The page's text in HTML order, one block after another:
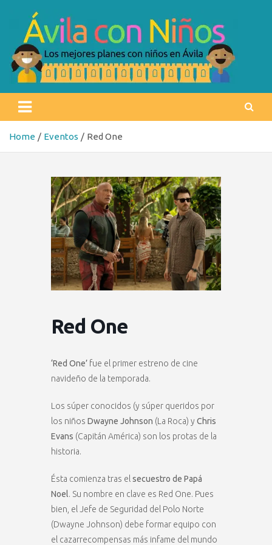
content
Ávila con niños
Home Eventos Red One
Red One
‘Red One’ fue el primer estreno de cine
navideño de la temporada.
Los súper conocidos (y súper queridos por
los niños Dwayne Johnson (La Roca) yChris
Evans (Capitán América) son los protas de la
historia.
Ésta comienza tras el secuestro de Papá
Noel. Su nombre en clave es Red One. Pues
bien, el Jefe de Seguridad del Polo Norte
(Dwayne Johnson) debe formar equipo con
el cazarrecompensas más infame del mundo